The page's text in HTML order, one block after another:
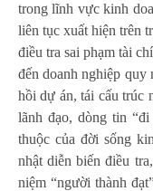
trong lĩnh vực kinh
liên tục xuất hiện trên
điều tra sai phạm tài
đến doanh nghiệp quy
hồi dự án, tái cấu trúc
lãnh đạo, dòng tin
thuộc của đời sống
nhật diễn biến điều
niệm “người thành